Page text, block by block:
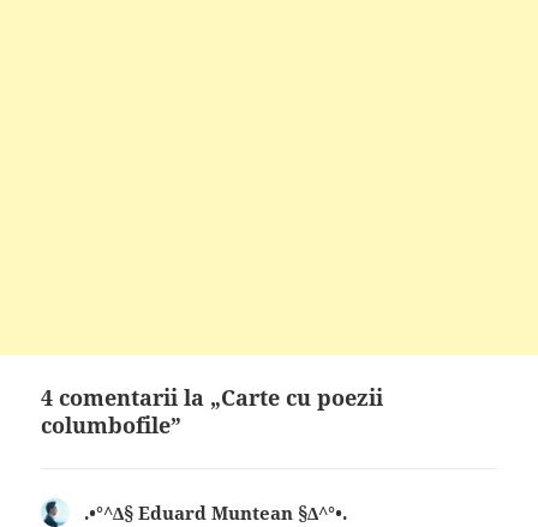
4 comentarii la „Carte cu poezii
columbofile”
.•°^∆§ Eduard Muntean §∆^°•.